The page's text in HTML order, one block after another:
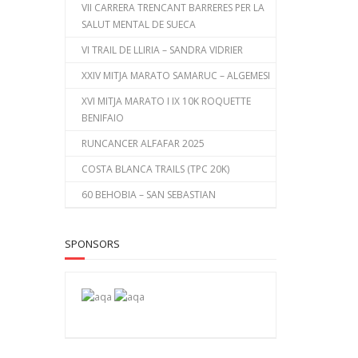
VII CARRERA TRENCANT BARRERES PER LA
SALUT MENTAL DE SUECA
VI TRAIL DE LLIRIA – SANDRA VIDRIER
XXIV MITJA MARATO SAMARUC – ALGEMESI
XVI MITJA MARATO I IX 10K ROQUETTE
BENIFAIO
RUNCANCER ALFAFAR 2025
COSTA BLANCA TRAILS (TPC 20K)
60 BEHOBIA – SAN SEBASTIAN
SPONSORS